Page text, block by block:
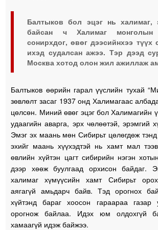
Балтыков бол эцэг нь
байсан ч Халимаг монголын
сонирхдог, өвөг дээсийнхээ түүх
ихэд судалсан ажээ. Тэр дээд
Москва хотод олон жил ажиллаж
Балтыков өөрийн гарал үүслийн тухай
зөвлөлт засаг 1937 онд Халимагаас
цөлсөн. Миний өвөг эцэг бол Халимагийн
удаагийн аварга, эрх чөлөөтэй, эрэмгий
Эмэг эх маань мөн Сибирьт цөлөгдөж
эхийг маань хүүхэдтэй нь хамт мал
өвлийн хүйтэн цагт сибирийн нэгэн
дээр хөөж буулгаад орхисон байдаг.
халимаг хүмүүсийн хамт Сибирьт
аягагүй амьдарч байв. Тэд орогнох
хүйтэнд бараг хоосон гараараа газар
орогнож байлаа. Идэх юм олдохгүй
хамаагүй идэж байжээ.